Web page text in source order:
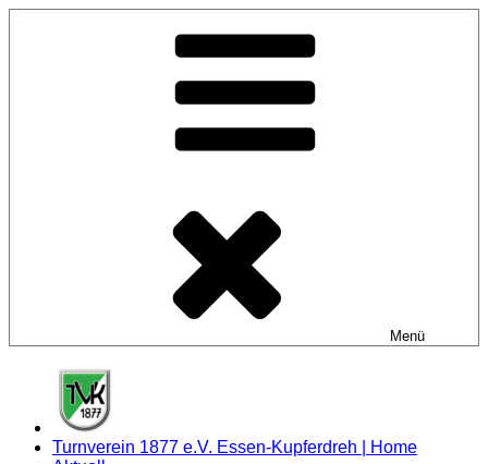
Menü
Turnverein 1877 e.V. Essen-Kupferdreh | Home